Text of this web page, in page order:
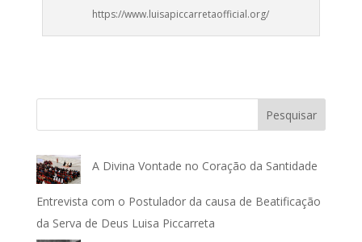
https://www.luisapiccarretaofficial.org/
Pesquisar
A Divina Vontade no Coração da Santidade
Entrevista com o Postulador da causa de Beatificação
da Serva de Deus Luisa Piccarreta